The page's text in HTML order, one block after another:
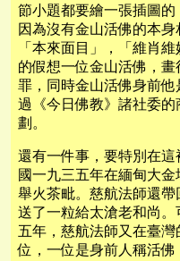
節小題都要繪一張插圖
因為沒有金山活佛的本
「本來面目」，「維肖
的假想一位金山活佛，
罪，同時金山活佛身前
過《今日佛教》諸社委
劃。
還有一件事，要特別在
國一九三五年在緬甸大
舉火茶毗。慈航法師還
送了一粒給太滄老和尚
五年，慈航法師又在臺
位，一位是身前人稱活